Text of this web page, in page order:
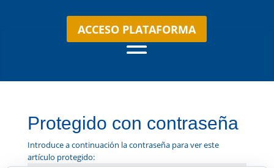
ACCESO PLATAFORMA
Protegido con contraseña
Introduce a continuación la contraseña para ver este
artículo protegido: